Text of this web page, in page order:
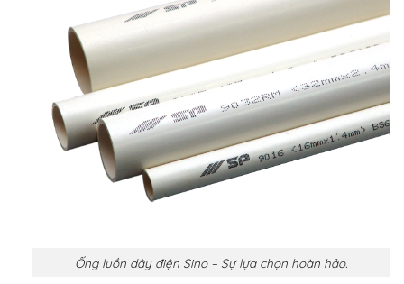
Ống luồn dây điện Sino – Sự lựa chọn hoàn hảo.